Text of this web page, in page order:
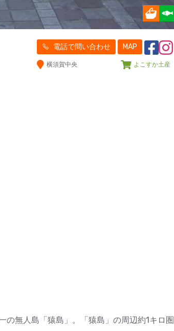
電話で問い合わせ MAP
横須賀中央 よこすか土産
の無人島「猿島」。「猿島」の周辺約1キロ圏